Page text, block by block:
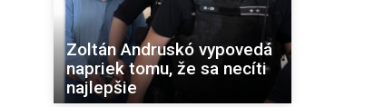
Zoltán Andruskó vypovedá
napriek tomu, že sa necíti
najlepšie